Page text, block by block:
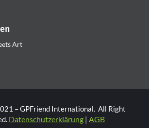
Art
– GPFriend International. All Right
Datenschutzerklärung |AGB